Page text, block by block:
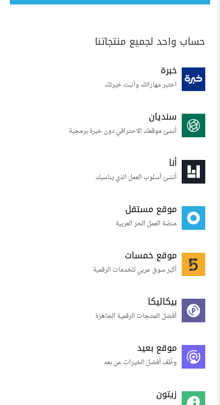
حساب واحد لجميع منتجاتنا
خبرة
اختبر مهاراتك وأثبت خبرتك
سنديان
أنشئ موقعك الاحترافي دون خبرة برمجية
أنا
أنشئ أسلوب العمل الذي يناسبك
موقع مستقل
منصّة العمل الحر العربية
موقع خمسات
أكبر سوق عربي للخدمات الرقمية
بيكاليكا
أفضل المنتجات الرقمية الجاهزة
موقع بعيد
وظّف أفضل الخبرات عن بعد
زيتون